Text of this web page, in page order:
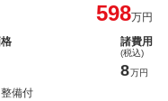
598万円
諸費用
(税込)
8万円
備付